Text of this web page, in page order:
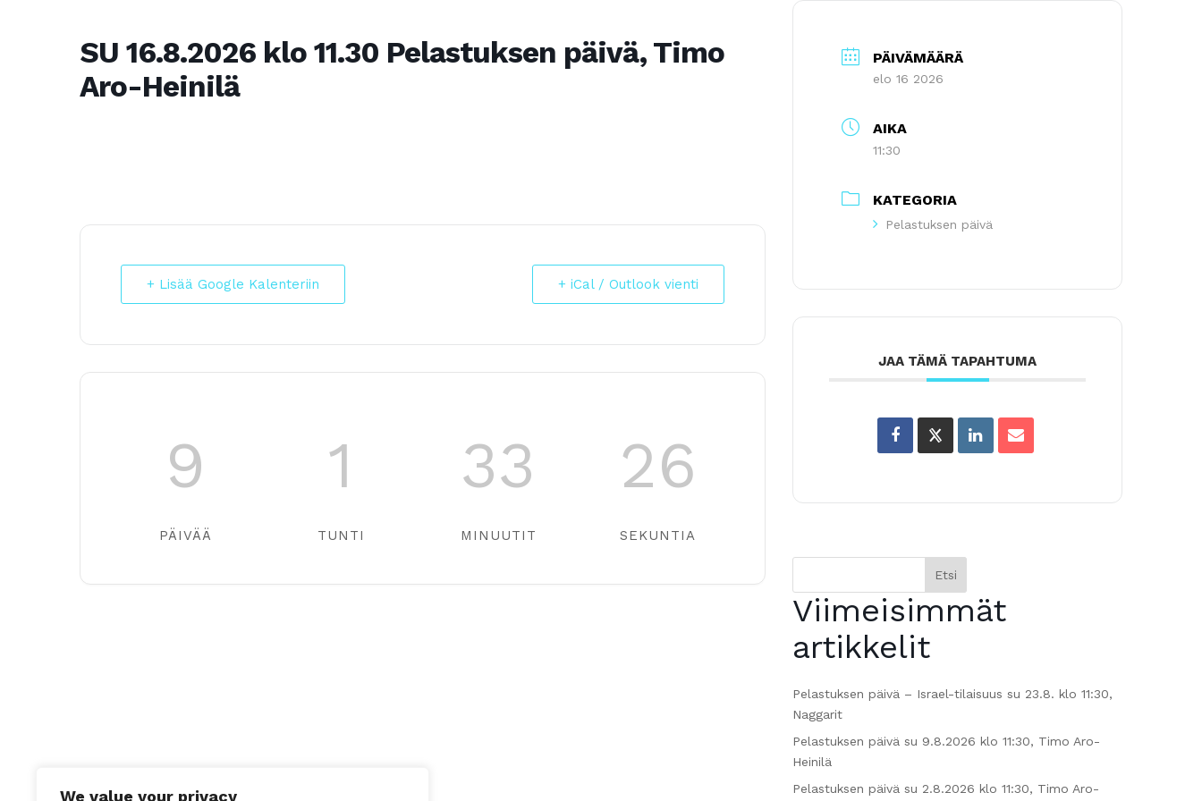
We value your privacy
SU 16.8.2026 klo 11.30 Pelastuksen päivä, Timo
Aro-Heinilä
+ Lisää Google Kalenteriin + iCal / Outlook vienti
9
PÄIVÄÄ
1
TUNTI
33
MINUUTIT
26
SEKUNTIA
PÄIVÄMÄÄRÄ
elo 16 2026
AIKA
11:30
KATEGORIA
Pelastuksen päivä
JAA TÄMÄ TAPAHTUMA
Etsi
Viimeisimmät
artikkelit
Pelastuksen päivä – Israel-tilaisuus su 23.8. klo 11:30,
Naggarit
Pelastuksen päivä su 9.8.2026 klo 11:30, Timo Aro-
Heinilä
Pelastuksen päivä su 2.8.2026 klo 11:30, Timo Aro-